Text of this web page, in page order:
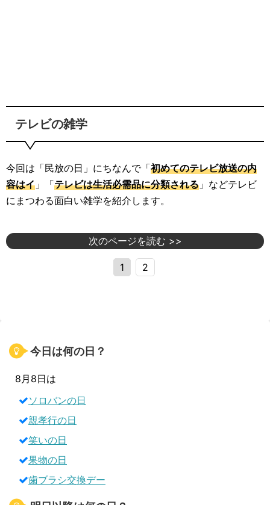
テレビの雑学
今回は「民放の日」にちなんで「初めてのテレビ放送の内
容はイ 」「テレビは生活必需品に分類される 」などテレビ
にまつわる面白い雑学を紹介します。
次のページを読む >>
1 2
今日は何の日？
8月8日は
ソロバンの日
親孝行の日
笑いの日
果物の日
歯ブラシ交換デー